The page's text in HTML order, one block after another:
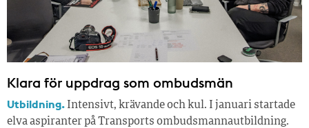
Klara för uppdrag som ombudsmän
Utbildning. Intensivt, krävande och kul. I januari startade
elva aspiranter på Transports ombudsmannautbildning.